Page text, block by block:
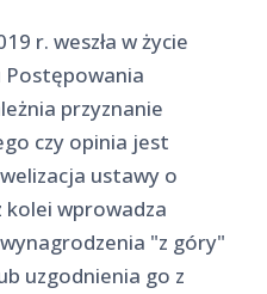
r. weszła w życie
Postępowania
przyznanie
czy opinia jest
ustawy o
kolei wprowadza
"z góry"
uzgodnienia go z